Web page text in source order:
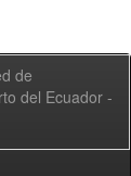
de
del Ecuador -